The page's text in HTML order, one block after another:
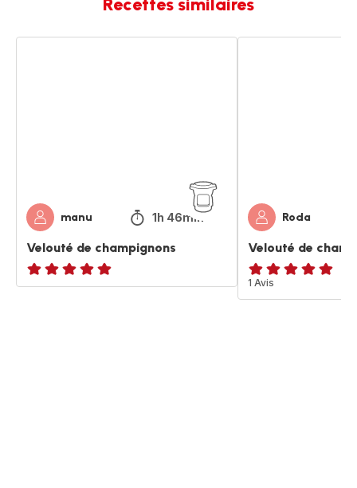
Recettes similaires
manu 1h 46min
Velouté de champignons
ratings.NaN
Roda
Velouté de
Avis
5
1 Avis